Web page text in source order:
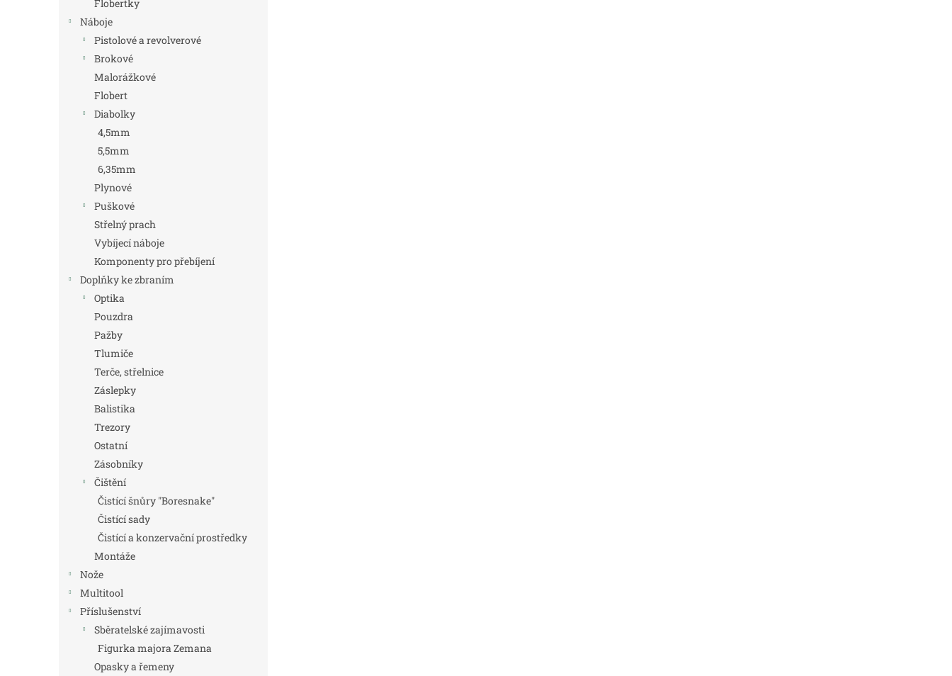
Flobertky
Náboje
Pistolové a revolverové
Brokové
Malorážkové
Flobert
Diabolky
4,5mm
5,5mm
6,35mm
Plynové
Puškové
Střelný prach
Vybíjecí náboje
Komponenty pro přebíjení
Doplňky ke zbraním
Optika
Pouzdra
Pažby
Tlumiče
Terče, střelnice
Záslepky
Balistika
Trezory
Ostatní
Zásobníky
Čištění
Čistící šnůry "Boresnake"
Čistící sady
Čistící a konzervační prostředky
Montáže
Nože
Multitool
Příslušenství
Sběratelské zajímavosti
Figurka majora Zemana
Opasky a řemeny